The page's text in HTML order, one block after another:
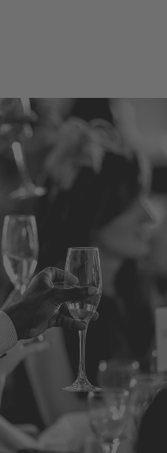
1838
SEKT-TRADITION